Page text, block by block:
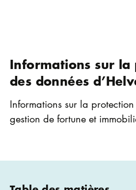
Informations sur la
des données
Informations sur la
gestion de fortune et